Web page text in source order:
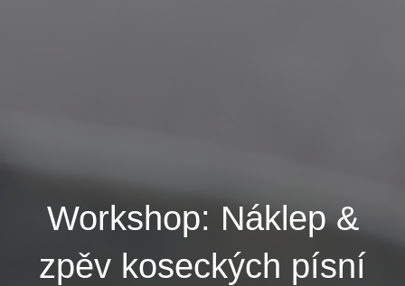
Workshop: Náklep &
zpěv koseckých písní